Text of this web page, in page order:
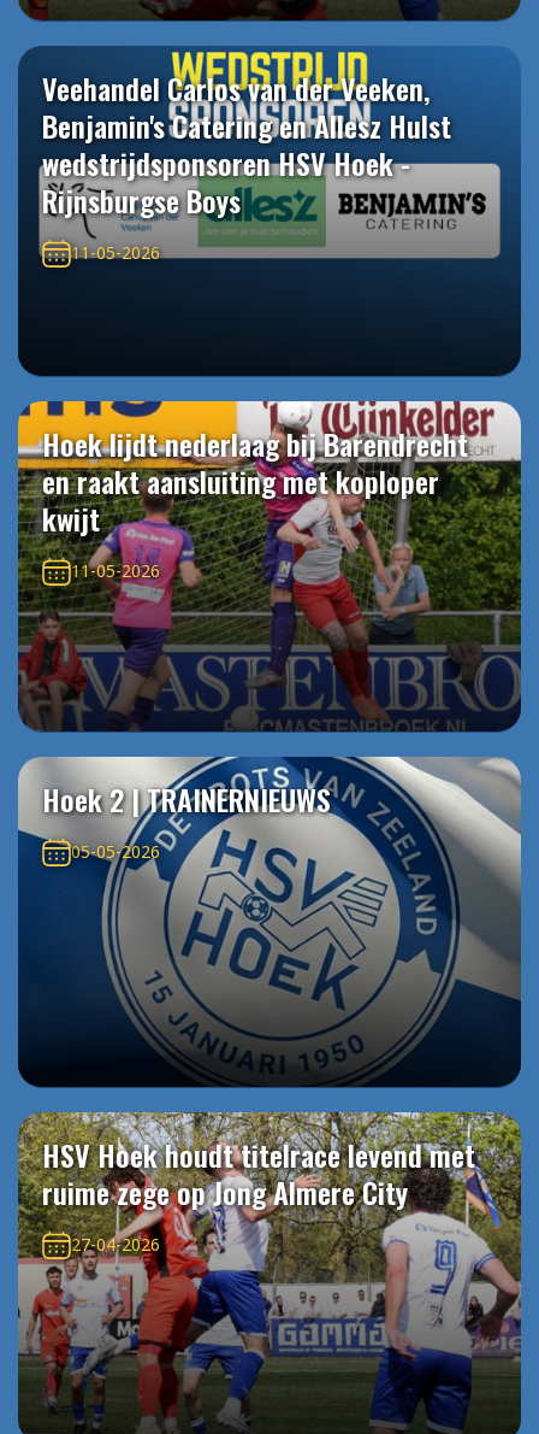
Veehandel Carlos van der Veeken,
Benjamin's Catering en Allesz Hulst
wedstrijdsponsoren HSV Hoek -
Rijnsburgse Boys
11-05-2026
Hoek lijdt nederlaag bij Barendrecht
en raakt aansluiting met koploper
kwijt
11-05-2026
Hoek 2 | TRAINERNIEUWS
05-05-2026
HSV Hoek houdt titelrace levend met
ruime zege op Jong Almere City
27-04-2026